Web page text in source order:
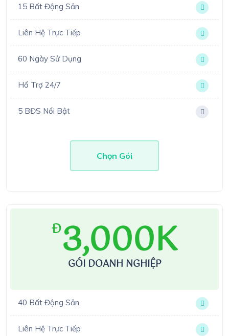
15 Bất Động Sản
Liên Hệ Trực Tiếp
60 Ngày Sử Dụng
Hổ Trợ 24/7
5 BĐS Nổi Bật
Chọn Gói
Đ3,000K
GÓI DOANH NGHIỆP
40 Bất Động Sản
Liên Hệ Trực Tiếp